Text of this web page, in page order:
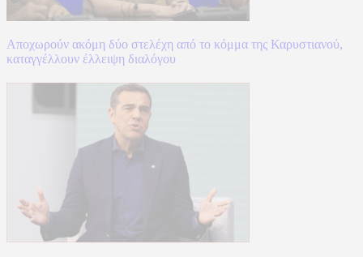
Αποχωρούν ακόμη δύο στελέχη από το κόμμα της Καρυστιανού,
καταγγέλλουν έλλειψη διαλόγου